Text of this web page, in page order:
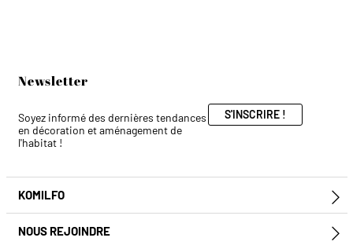
Newsletter
Soyez informé des dernières tendances
en décoration et aménagement de
l'habitat !
S'INSCRIRE !
KOMILFO
NOUS REJOINDRE